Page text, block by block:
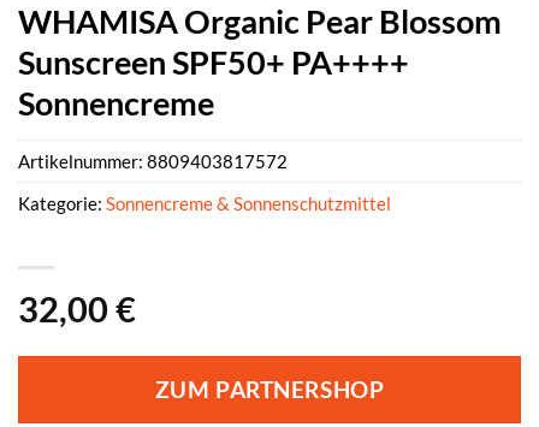
WHAMISA Organic Pear Blossom
Sunscreen SPF50+ PA++++
Sonnencreme
32,00 €
ZUM PARTNERSHOP
Artikelnummer: 8809403817572
Kategorie: Sonnencreme & Sonnenschutzmittel